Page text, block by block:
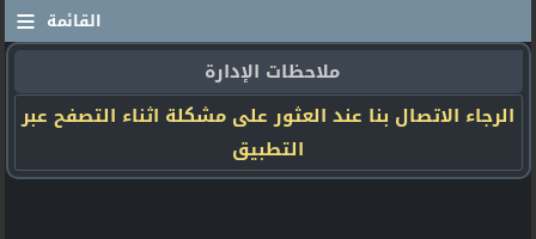
≡ القائمة
ملاحظات الإدارة
الرجاء الاتصال بنا عند العثور على مشكلة اثناء التصفح عبر
التطبيق